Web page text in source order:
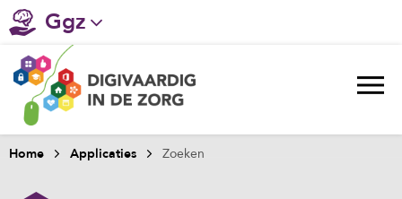
Ggz
Gehandicaptenzorg
Verpleeghuiszorg & Zorg thuis
Ziekenhuizen
Home Applicaties Zoeken